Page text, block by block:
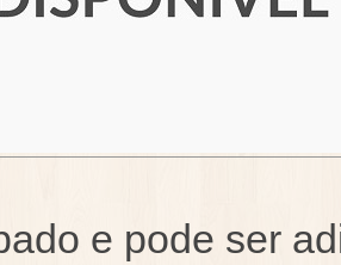
e pode ser